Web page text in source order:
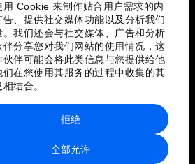
用 Cookie 来制作贴合用户需求的内
告、提供社交媒体功能以及分析我们
。我们还会与社交媒体、广告和分析
伴分享您对我们网站的使用情况，这
伙伴可能会将此类信息与您提供给他
们在您使用其服务的过程中收集的其
结合。
全部允许
拒绝
站点地图